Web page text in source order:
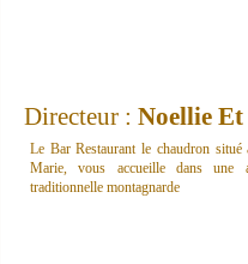
Directeur : Noellie
Le Bar Restaurant le chaudron
Marie, vous accueille dans une
traditionnelle montagnarde